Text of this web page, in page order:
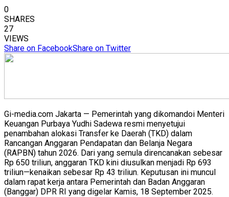
0
SHARES
27
VIEWS
Share on FacebookShare on Twitter
Gi-media.com Jakarta — Pemerintah yang dikomandoi Menteri
Keuangan Purbaya Yudhi Sadewa resmi menyetujui
penambahan alokasi Transfer ke Daerah (TKD) dalam
Rancangan Anggaran Pendapatan dan Belanja Negara
(RAPBN) tahun 2026. Dari yang semula direncanakan sebesar
Rp 650 triliun, anggaran TKD kini diusulkan menjadi Rp 693
triliun—kenaikan sebesar Rp 43 triliun. Keputusan ini muncul
dalam rapat kerja antara Pemerintah dan Badan Anggaran
(Banggar) DPR RI yang digelar Kamis, 18 September 2025.